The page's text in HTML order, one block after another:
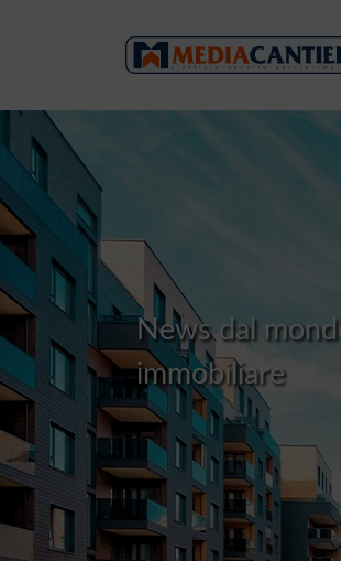
News dal mond
immobil iare